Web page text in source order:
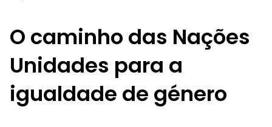
O caminho das Nações
Unidades para a
igualdade de género